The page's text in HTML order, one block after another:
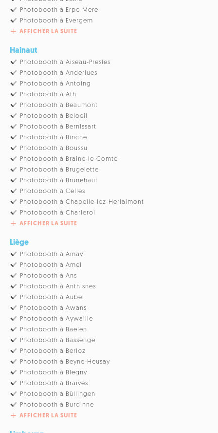
Photobooth à Erpe-Mere
Photobooth à Evergem
AFFICHER LA SUITE
Hainaut
Photobooth à Aiseau-Presles
Photobooth à Anderlues
Photobooth à Antoing
Photobooth à Ath
Photobooth à Beaumont
Photobooth à Beloeil
Photobooth à Bernissart
Photobooth à Binche
Photobooth à Boussu
Photobooth à Braine-le-Comte
Photobooth à Brugelette
Photobooth à Brunehaut
Photobooth à Celles
Photobooth à Chapelle-lez-Herlaimont
Photobooth à Charleroi
AFFICHER LA SUITE
Liège
Photobooth à Amay
Photobooth à Amel
Photobooth à Ans
Photobooth à Anthisnes
Photobooth à Aubel
Photobooth à Awans
Photobooth à Aywaille
Photobooth à Baelen
Photobooth à Bassenge
Photobooth à Berloz
Photobooth à Beyne-Heusay
Photobooth à Blegny
Photobooth à Braives
Photobooth à Büllingen
Photobooth à Burdinne
AFFICHER LA SUITE